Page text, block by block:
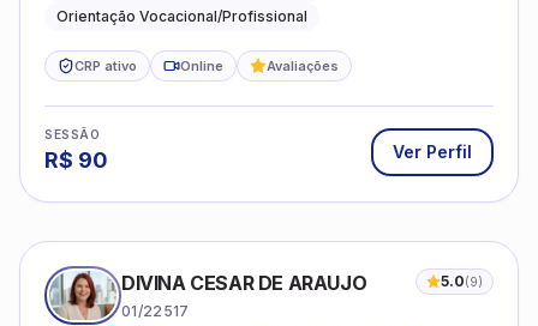
Orientação Vocacional/Profissional
CRP ativo Online Avaliações
SESSÃO
R$ 90 Ver Perfil
DIVINA CESAR DE ARAUJO 5.0(9)
01/22517